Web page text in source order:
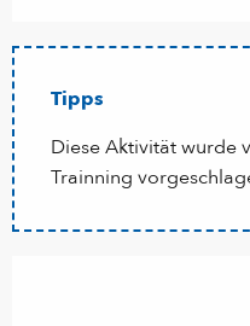
Tipps
Diese Aktivität wurde
Trainning